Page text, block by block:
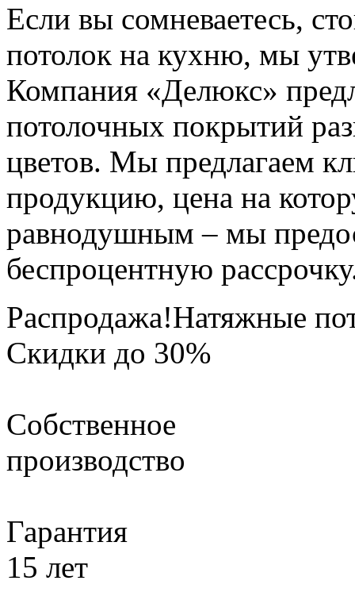
Если вы сомневаетесь,
потолок на кухню, мы
Компания «Делюкс»
потолочных покрытий
цветов. Мы предлагаем
продукцию, цена на
равнодушным – мы
беспроцентную
Распродажа!Натяжные
Скидки до 30%
Собственное
производство
Гарантия
15 лет